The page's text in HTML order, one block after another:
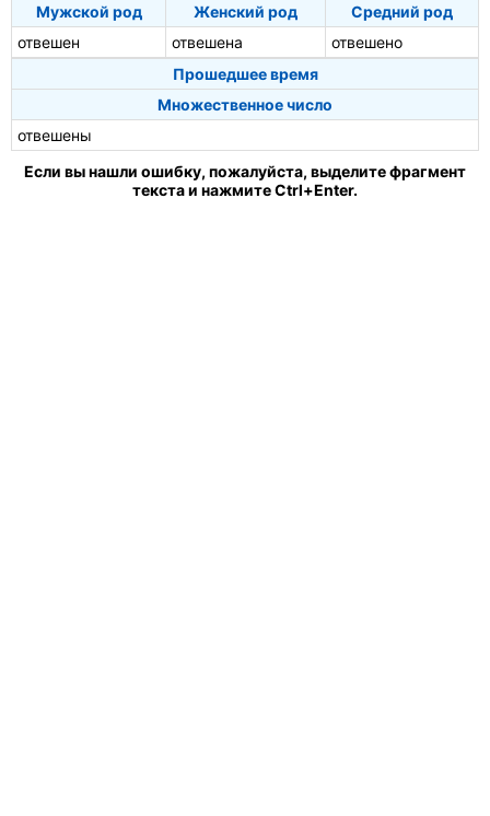
Мужской род
Женский род
Средний род
отвешен
отвешена
отвешено
Прошедшее время
Множественное число
отвешены
Если вы нашли ошибку, пожалуйста, выделите фрагмент
текста и нажмите Ctrl+Enter.